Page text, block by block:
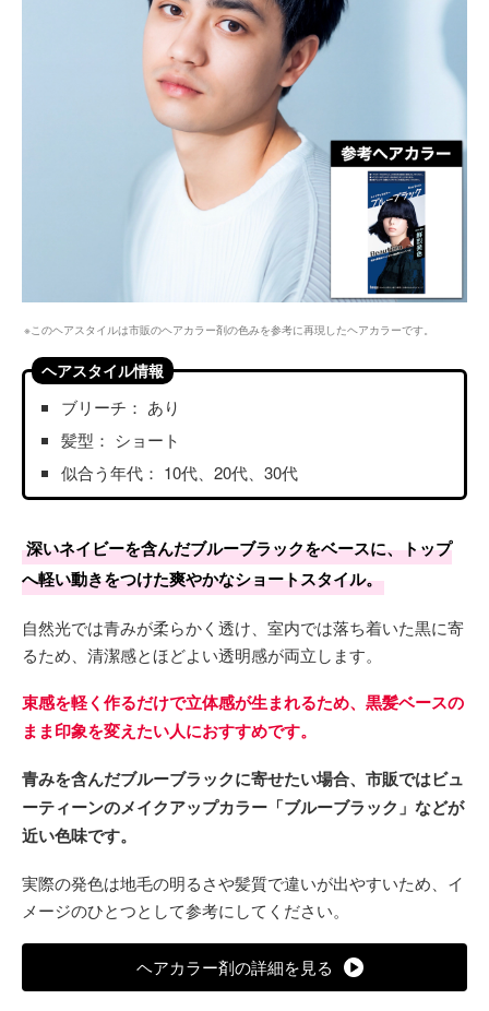
※このヘアスタイルは市販のヘアカラー剤の色みを参考に再現したヘアカラーです。
ヘアスタイル情報
ブリーチ： あり
髪型： ショート
似合う年代： 10代、20代、30代
深いネイビーを含んだブルーブラックをベースに、トップ
へ軽い動きをつけた爽やかなショートスタイル。
自然光では青みが柔らかく透け、室内では落ち着いた黒に寄
るため、清潔感とほどよい透明感が両立します。
束感を軽く作るだけで立体感が生まれるため、黒髪ベースの
まま印象を変えたい人におすすめです。
青みを含んだブルーブラックに寄せたい場合、市販ではビュ
ーティーンのメイクアップカラー「ブルーブラック」などが
近い色味です。
実際の発色は地毛の明るさや髪質で違いが出やすいため、イ
メージのひとつとして参考にしてください。
ヘアカラー剤の詳細を見る